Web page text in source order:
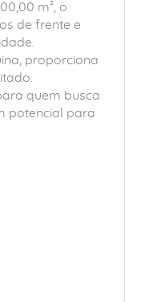
m², o
de frente e
proporciona
quem busca
potencial para